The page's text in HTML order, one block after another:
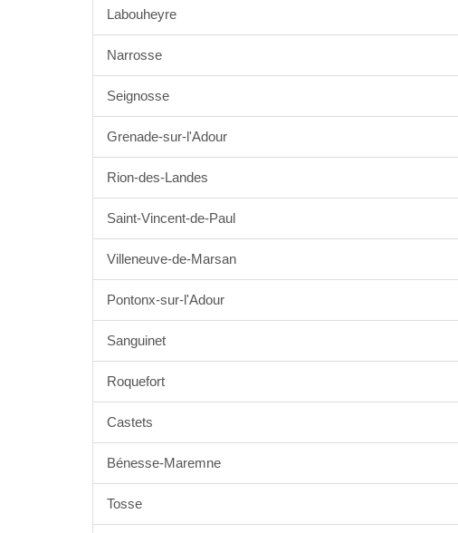
Labouheyre
Narrosse
Seignosse
Grenade-sur-l'Adour
Rion-des-Landes
Saint-Vincent-de-Paul
Villeneuve-de-Marsan
Pontonx-sur-l'Adour
Sanguinet
Roquefort
Castets
Bénesse-Maremne
Tosse